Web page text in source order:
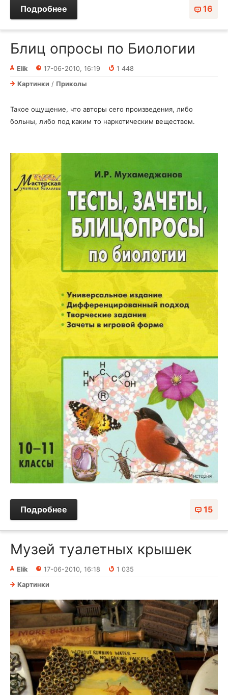
16
Подробнее
Блиц опросы по Биологии
Elik 17-06-2010, 16:19
1 448
Картинки / Приколы
Такое ощущение, что авторы сего произведения, либо
больны, либо под каким то наркотическим веществом.
15
Подробнее
Музей туалетных крышек
Elik 17-06-2010, 16:18
1 035
Картинки